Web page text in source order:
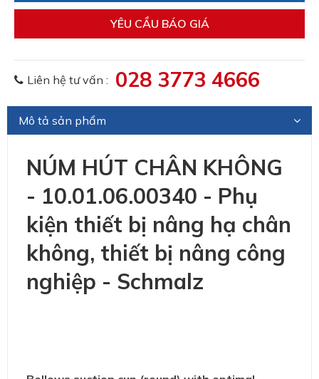
YÊU CẦU BÁO GIÁ
Liên hệ tư vấn : 028 3773 4666
Mô tả sản phẩm
NÚM HÚT CHÂN KHÔNG
- 10.01.06.00340 - Phụ
kiện thiết bị nâng hạ chân
không, thiết bị nâng công
nghiệp - Schmalz